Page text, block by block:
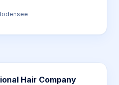
Hair Company